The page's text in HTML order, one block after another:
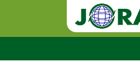
コンテンツへスキップ
メインナビゲー